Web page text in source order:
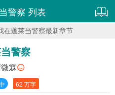
警察 列表
在蓬莱当警察最新章节
警察
霖
62 万字